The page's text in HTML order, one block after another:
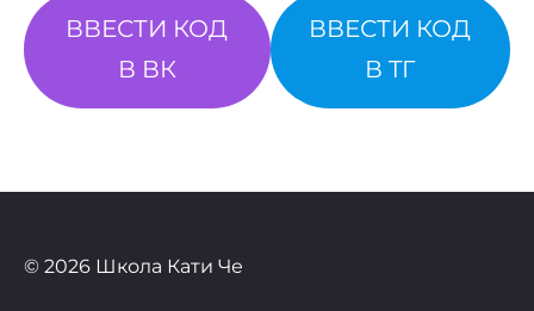
ВВЕСТИ КОД
В ВК
ВВЕСТИ КОД
В TГ
© 2026 Школа Кати Че